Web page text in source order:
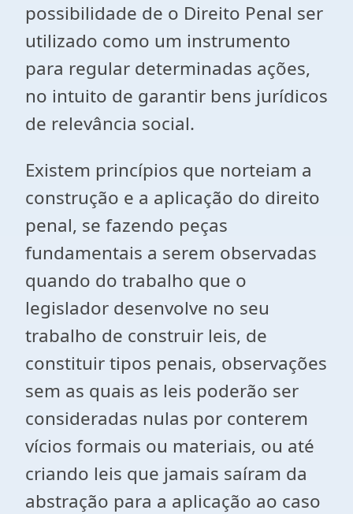
possibilidade de o Direito Penal ser
utilizado como um instrumento
para regular determinadas ações,
no intuito de garantir bens jurídicos
de relevância social.
Existem princípios que norteiam a
construção e a aplicação do direito
penal, se fazendo peças
fundamentais a serem observadas
quando do trabalho que o
legislador desenvolve no seu
trabalho de construir leis, de
constituir tipos penais, observações
sem as quais as leis poderão ser
consideradas nulas por conterem
vícios formais ou materiais, ou até
criando leis que jamais saíram da
abstração para a aplicação ao caso